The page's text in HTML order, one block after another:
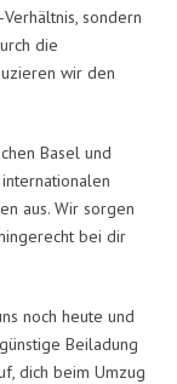
sondern
die
wir den
Basel und
aus. Wir sorgen
bei dir
noch heute und
Beiladung
dich beim Umzug